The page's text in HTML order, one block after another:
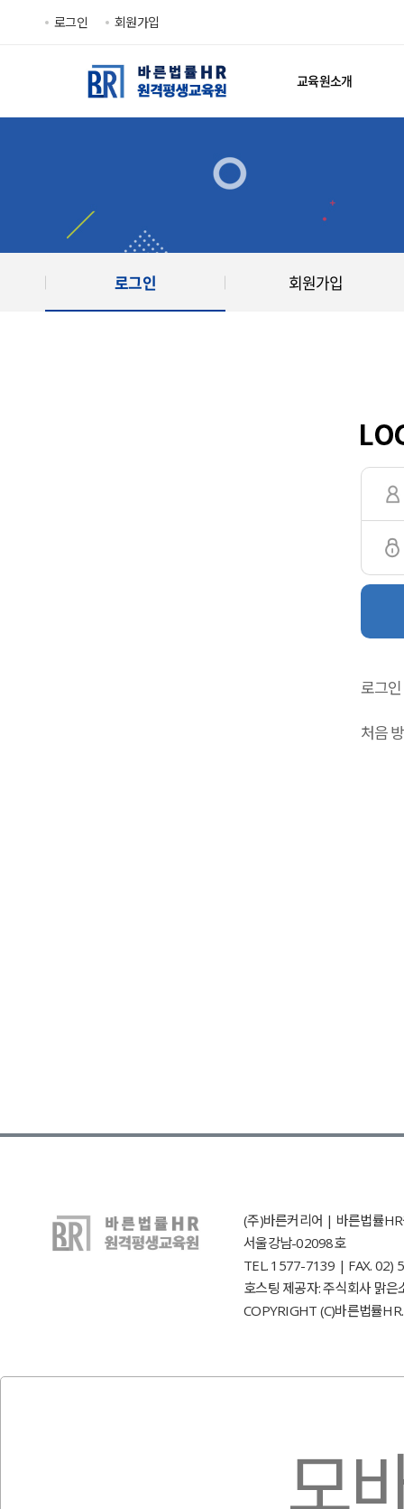
로그인 회원가입
교육원소개
로그인 회원가입
로그
처음
(주)바른커리어 | 바른법률
서울강남-02098호
TEL. 1577-7139 | FAX. 02)
호스팅 제공자: 주식회사 맑은
COPYRIGHT (C)바른법률
모